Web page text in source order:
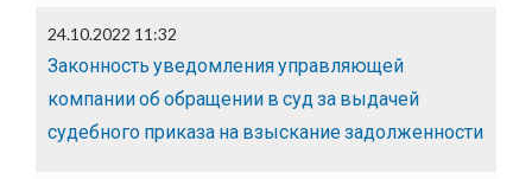
24.10.2022 11:32
Законность уведомления управляющей
компании об обращении в суд за выдачей
судебного приказа на взыскание задолженности